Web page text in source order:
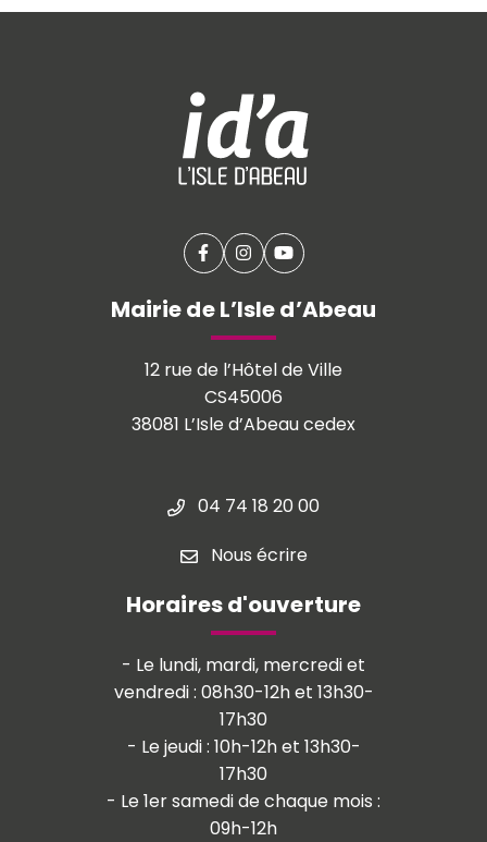
Facebook
(ouverture dans un nouvel
Instagram
(ouverture dans un nouvel
YouTube
(ouverture dans un
Mairie de L’Isle d’Abeau
12 rue de l’Hôtel de Ville
CS45006
38081 L’Isle d’Abeau cedex
04 74 18 20 00
Nous écrire
Horaires d'ouverture
- Le lundi, mardi, mercredi et
vendredi : 08h30-12h et 13h30-
17h30
- Le jeudi : 10h-12h et 13h30-
17h30
- Le 1er samedi de chaque mois :
09h-12h